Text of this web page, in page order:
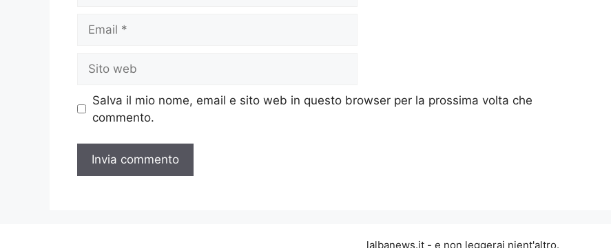
web
Salva il mio nome, email e sito web in questo browser per la prossima volta che
commento.
lalbanews.it - e non leggerai nient'altro.